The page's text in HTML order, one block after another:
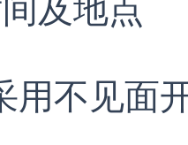
及地点
用不见面